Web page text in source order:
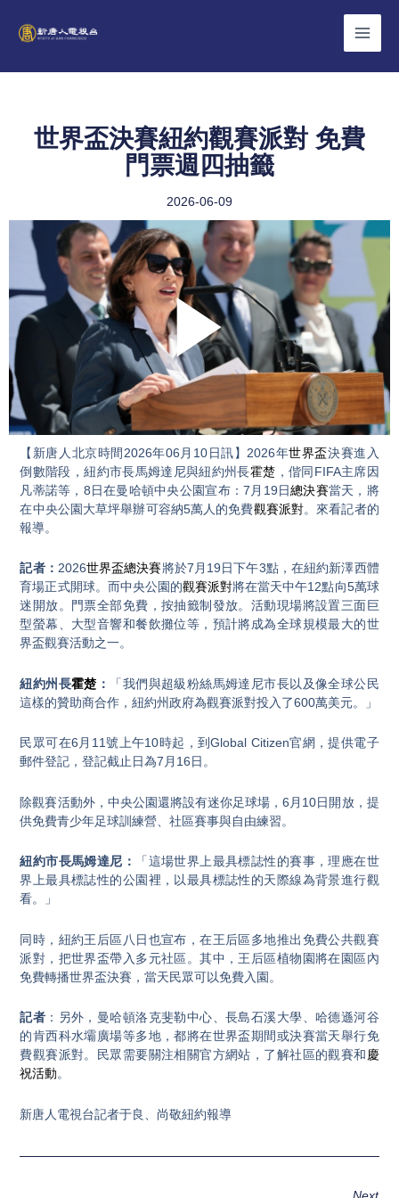
世界盃決賽紐約觀賽派對 免費
門票週四抽籤
2026-06-09
Play
Video
【新唐人北京時間2026年06月10日訊】2026年世界盃決賽進入
倒數階段，紐約市長馬姆達尼與紐約州長霍楚 ，偕同FIFA主席因
凡蒂諾等，8日在曼哈頓中央公園宣布：7月19日總決賽當天，將
在中央公園大草坪舉辦可容納5萬人的免費觀賽派對。來看記者的
報導。
記者： 2026世界盃總決賽將於7月19日下午3點，在紐約新澤西體
育場正式開球。而中央公園的觀賽派對將在當天中午12點向5萬球
迷開放。門票全部免費，按抽籤制發放。活動現場將設置三面巨
型螢幕、大型音響和餐飲攤位等，預計將成為全球規模最大的世
界盃觀賽活動之一。
紐約州長霍楚 ：
「我們與超級粉絲馬姆達尼市長以及像全球公民
這樣的贊助商合作，紐約州政府為觀賽派對投入了600萬美元。」
民眾可在6月11號上午10時起，到Global Citizen官網，提供電子
郵件登記，登記截止日為7月16日。
除觀賽活動外，中央公園還將設有迷你足球場，6月10日開放，提
供免費青少年足球訓練營、社區賽事與自由練習。
紐約市長馬姆達尼：
「這場世界上最具標誌性的賽事，理應在世
界上最具標誌性的公園裡，以最具標誌性的天際線為背景進行觀
看。」
同時，紐約王后區八日也宣布，在王后區多地推出免費公共觀賽
派對，把世界盃帶入多元社區。其中，王后區植物園將在園區內
免費轉播世界盃決賽，當天民眾可以免費入園。
記者 ：另外，曼哈頓洛克斐勒中心、長島石溪大學、哈德遜河谷
的肯西科水壩廣場等多地，都將在世界盃期間或決賽當天舉行免
費觀賽派對。民眾需要關注相關官方網站，了解社區的觀賽和慶
祝活動。
新唐人電視台記者于良、尚敬紐約報導